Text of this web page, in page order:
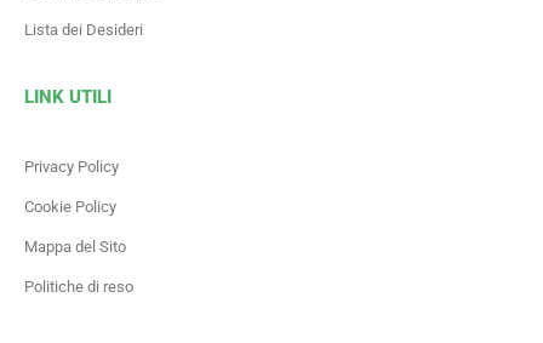
Lista dei Desideri
LINK UTILI
Privacy Policy
Cookie Policy
Mappa del Sito
Politiche di reso